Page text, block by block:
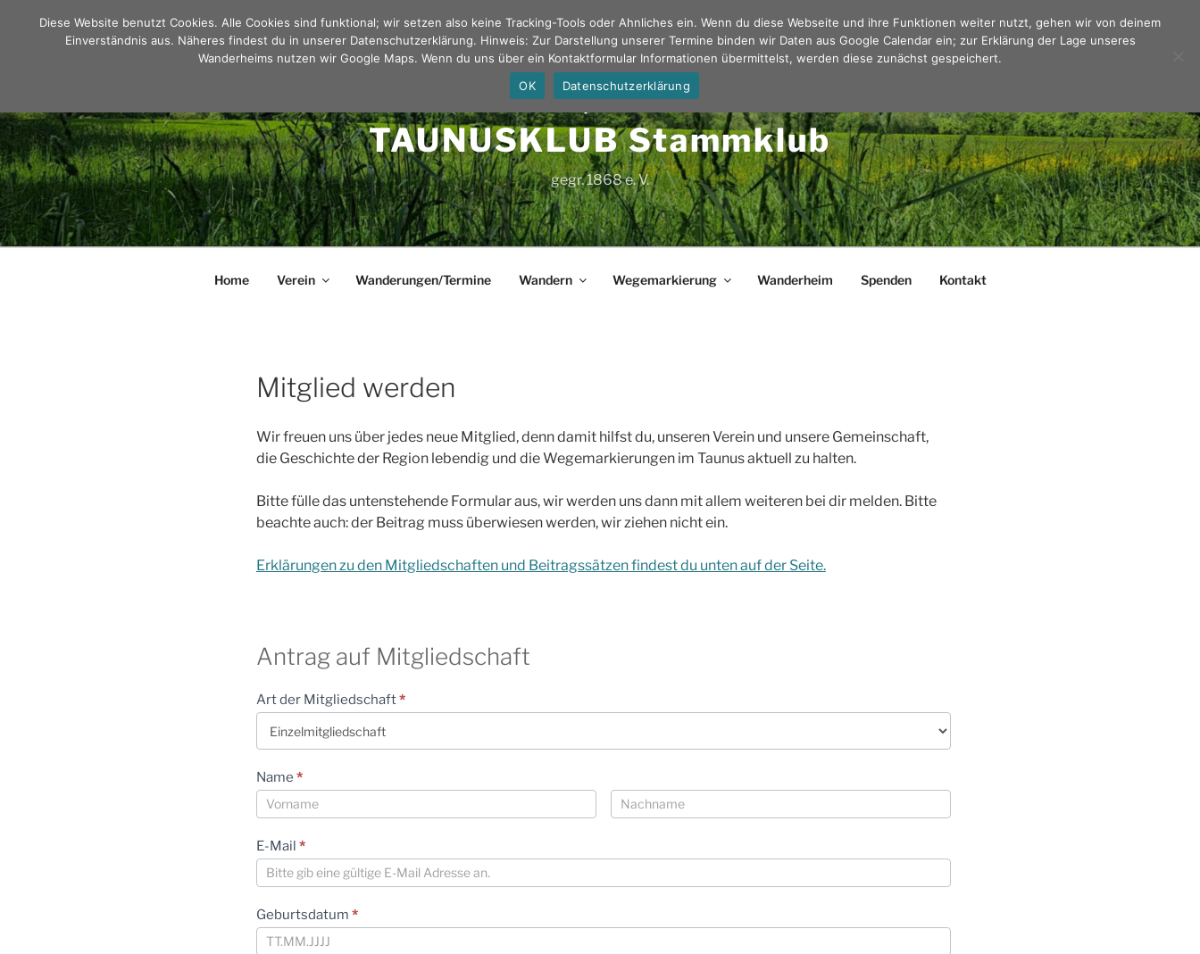
TAUNUSKLUB Stammklub
gegr. 1868 e. V.
Home Verein Wanderungen/Termine Wandern Wegemarkierung Wanderheim Spenden Kontakt
Mitglied werden
Wir freuen uns über jedes neue Mitglied, denn damit hilfst du, unseren Verein und unsere Gemeinschaft,
die Geschichte der Region lebendig und die Wegemarkierungen im Taunus aktuell zu halten.
Bitte fülle das untenstehende Formular aus, wir werden uns dann mit allem weiteren bei dir melden. Bitte
beachte auch: der Beitrag muss überwiesen werden, wir ziehen nicht ein.
Erklärungen zu den Mitgliedschaften und Beitragssätzen findest du unten auf der Seite.
Antrag auf Mitgliedschaft
Allgemein
Mitgliedsantrag
Art der Mitgliedschaft*
Name *
Name Name
E-Mail *
Geburtsdatum *
Diese Website benutzt Cookies. Alle Cookies sind funktional; wir setzen also keine Tracking-Tools oder Ahnliches ein. Wenn du diese Webseite und ihre Funktionen weiter nutzt, gehen wir von deinem
Einverständnis aus. Näheres findest du in unserer Datenschutzerklärung. Hinweis: Zur Darstellung unserer Termine binden wir Daten aus Google Calendar ein; zur Erklärung der Lage unseres
Wanderheims nutzen wir Google Maps. Wenn du uns über ein Kontaktformular Informationen übermittelst, werden diese zunächst gespeichert.
OK
Datenschutzerklärung